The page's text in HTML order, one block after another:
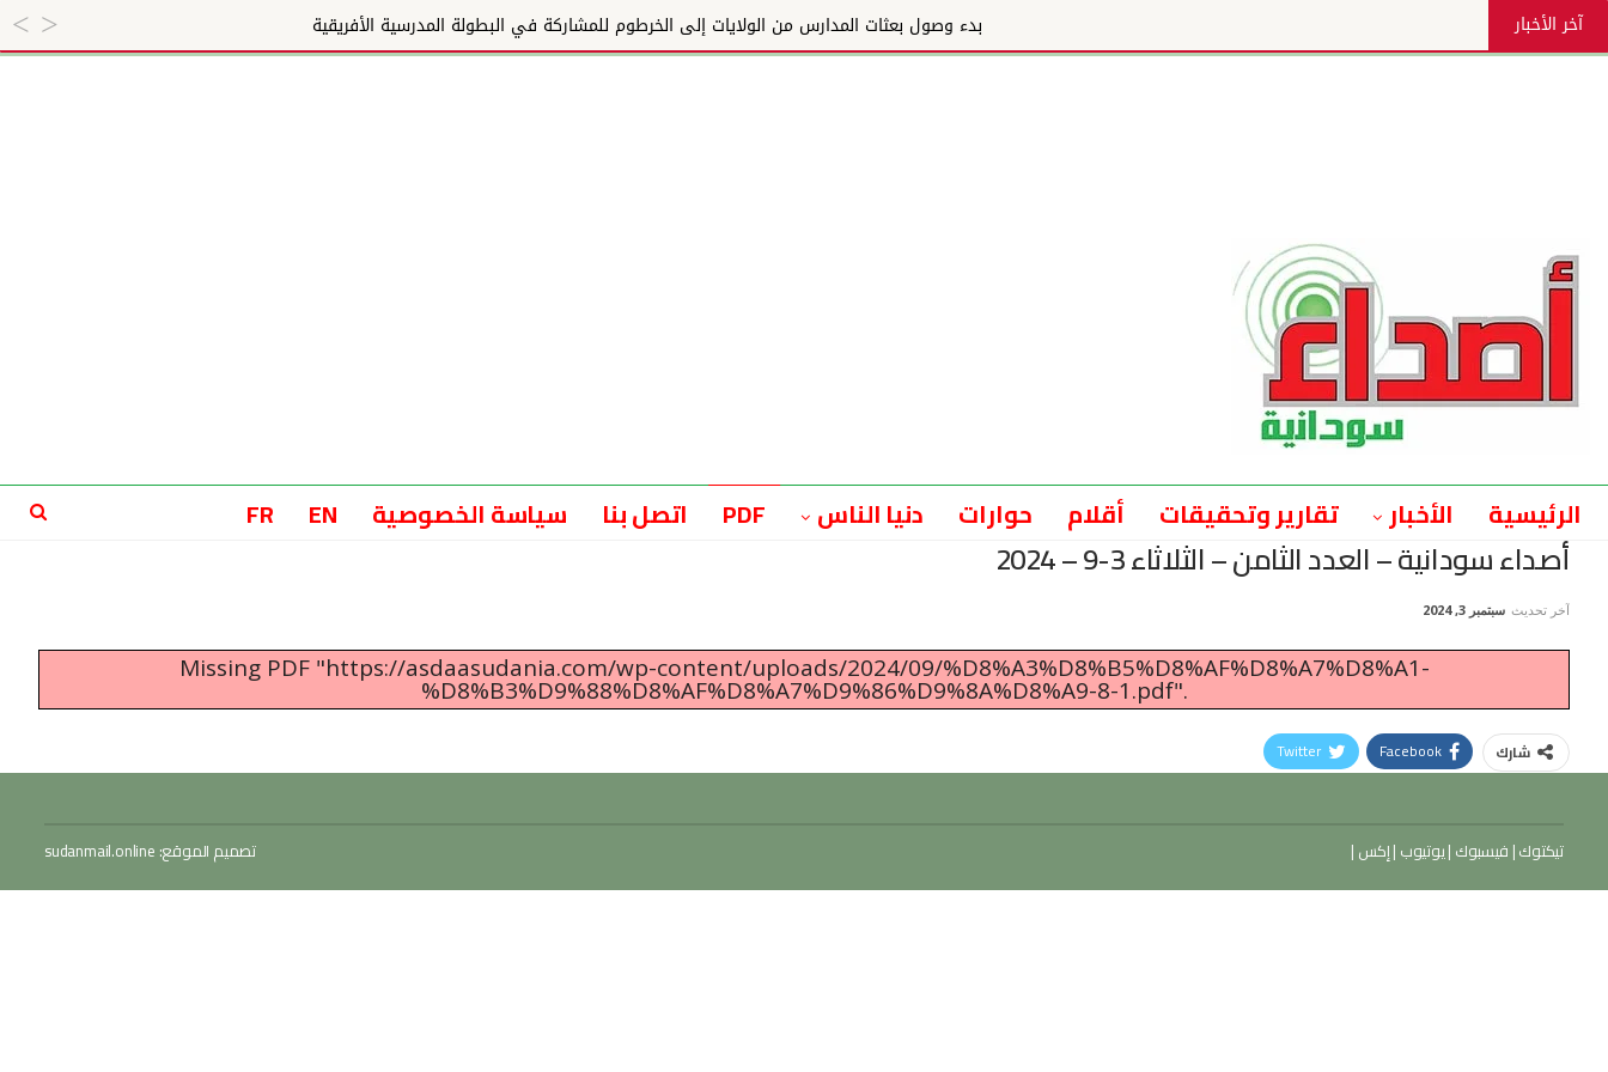
آخر الأخبار بدء وصول بعثات المدارس من الولايات إلى الخرطوم للمشاركة في البطولة المدرسية الأفريقية
الرئيسية الأخبار تقارير وتحقيقات أقلام حوارات دنيا الناس PDF اتصل بنا سياسة الخصوصية EN
FR
أصداء سودانية – العدد الثامن – الثلاثاء 3-9 – 2024
آخر تحديث سبتمبر 3, 2024
Missing PDF "https://asdaasudania.com/wp-content/uploads/2024/09/%D8%A3%D8%B5%D8%AF%D8%A7%D8%A1-
%D8%B3%D9%88%D8%AF%D8%A7%D9%86%D9%8A%D8%A9-8-1.pdf".
شارك Facebook
Twitter
تيكتوك| فيسبوك |يوتيوب |إكس | تصميم الموقع: sudanmail.online